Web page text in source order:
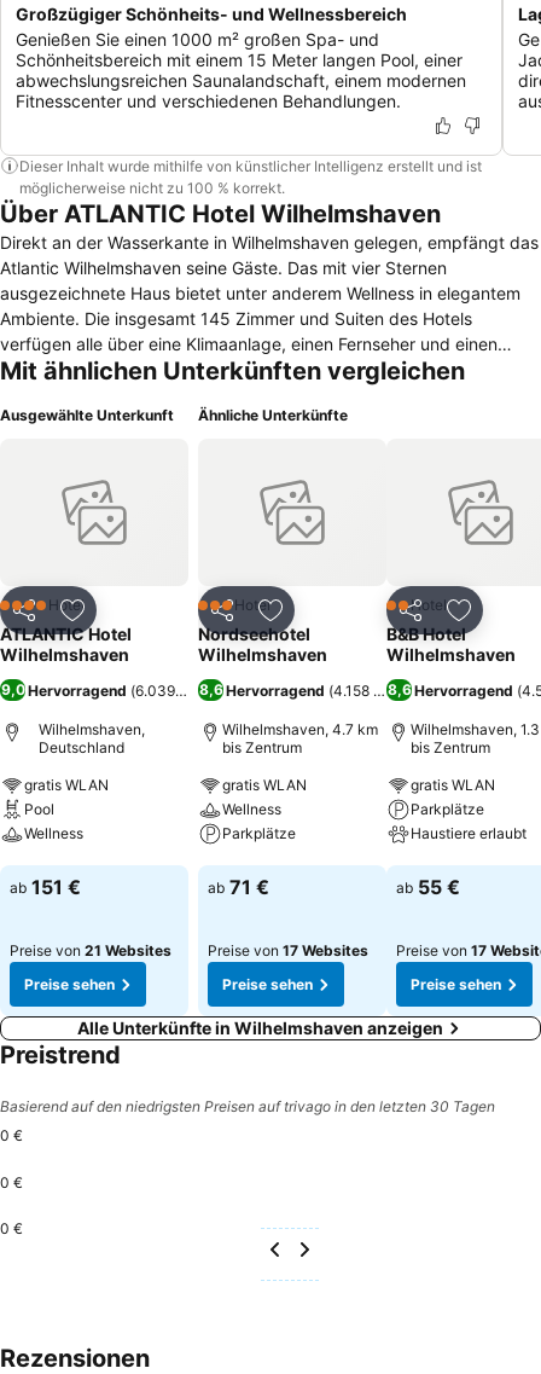
Großzügiger Schönheits- und Wellnessbereich
Genießen Sie einen 1000 m² großen Spa- und
Schönheitsbereich mit einem 15 Meter langen Pool, einer
abwechslungsreichen Saunalandschaft, einem modernen
Fitnesscenter und verschiedenen Behandlungen.
Dieser Inhalt wurde mithilfe von künstlicher Intelligenz erstellt und ist
möglicherweise nicht zu 100 % korrekt.
Über ATLANTIC Hotel Wilhelmshaven
Direkt an der Wasserkante in Wilhelmshaven gelegen, empfängt das
Atlantic Wilhelmshaven seine Gäste. Das mit vier Sternen
ausgezeichnete Haus bietet unter anderem Wellness in elegantem
Ambiente. Die insgesamt 145 Zimmer und Suiten des Hotels
verfügen alle über eine Klimaanlage, einen Fernseher und einen
kostenfreien WLAN-Zugang. Auch eine Minibar, ein Safe und ein
zudem über ein Sofa und Sessel, darüber hinaus bieten sie bis zu
Außerdem werden dort Massagen angeboten. Gleichfalls steht ein
Fitnessraum zur Verfügung. Für Veranstaltungen und Meetings
können ein Festsaal für bis zu 290 Personen und vier
Abendessen lassen sich im hoteleigenen Restaurant Harbour View
genießen. Weiterhin stehen die Seven C´S Bar und die Casablanca
Smoker´s Lounge bereit. Der Kaiser-Wilhelm-Brunnen befindet sich
das Deutsche Marinemuseum in etwa zwei Kilometern Entfernung
liegt.
Mit ähnlichen Unterkünften vergleichen
Ausgewählte Unterkunft
Teilen Zu Favoriten hinzufügen
4 SterneHotel
ATLANTIC Hotel
Wilhelmshaven
9,0Hervorragend (6.039 Bewertungen)
Wilhelmshaven,
Deutschland
gratis WLAN
Pool
Wellness
Preise sehen
ab 151 €
Preise von 21 Websites
Preise sehen
Ähnliche Unterkünfte
Teilen Zu Favoriten hinzufügen
3 SterneHotel
Nordseehotel
Wilhelmshaven
8,6Hervorragend (4.158 Bewertungen)
Wilhelmshaven, 4.7 km
bis Zentrum
gratis WLAN
Wellness
Parkplätze
Preise sehen
ab 71 €
Preise von 17 Websites
Preise sehen
Teilen Zu
2 Sterne
Hotel
B&B Hotel
Wilhelmshaven
8,6Hervorragend (
Wilhelmshaven,
bis Zentrum
gratis WLAN
Parkplätze
Haustiere erlaubt
Preise sehen
ab 55 €
Preise von 17
Preise sehen
Alle Unterkünfte in Wilhelmshaven anzeigen
Preistrend
Basierend auf den niedrigsten Preisen auf trivago in den letzten 30 Tagen
0 €
0 €
0 €
Rezensionen